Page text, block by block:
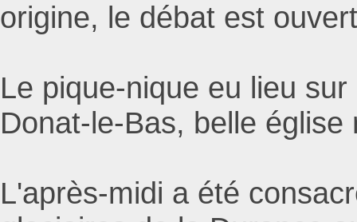
origine, le débat est
Le pique-nique eu lieu
Donat-le-Bas, belle
L'après-midi a été